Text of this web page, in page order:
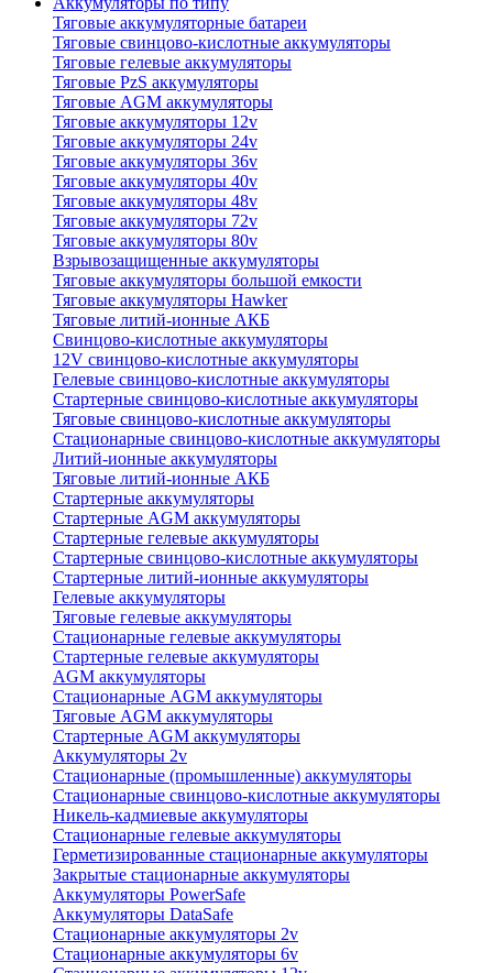
Тяговые аккумуляторные батареи
Тяговые свинцово-кислотные аккумуляторы
Тяговые гелевые аккумуляторы
Тяговые PzS аккумуляторы
Тяговые AGM аккумуляторы
Тяговые аккумуляторы 12v
Тяговые аккумуляторы 24v
Тяговые аккумуляторы 36v
Тяговые аккумуляторы 40v
Тяговые аккумуляторы 48v
Тяговые аккумуляторы 72v
Тяговые аккумуляторы 80v
Взрывозащищенные аккумуляторы
Тяговые аккумуляторы большой емкости
Тяговые аккумуляторы Hawker
Тяговые литий-ионные АКБ
Свинцово-кислотные аккумуляторы
12V свинцово-кислотные аккумуляторы
Гелевые свинцово-кислотные аккумуляторы
Стартерные свинцово-кислотные аккумуляторы
Тяговые свинцово-кислотные аккумуляторы
Стационарные свинцово-кислотные аккумуляторы
Литий-ионные аккумуляторы
Тяговые литий-ионные АКБ
Стартерные аккумуляторы
Стартерные AGM аккумуляторы
Стартерные гелевые аккумуляторы
Стартерные свинцово-кислотные аккумуляторы
Стартерные литий-ионные аккумуляторы
Гелевые аккумуляторы
Тяговые гелевые аккумуляторы
Стационарные гелевые аккумуляторы
Стартерные гелевые аккумуляторы
AGM аккумуляторы
Стационарные AGM аккумуляторы
Тяговые AGM аккумуляторы
Стартерные AGM аккумуляторы
Аккумуляторы 2v
Стационарные (промышленные) аккумуляторы
Стационарные свинцово-кислотные аккумуляторы
Никель-кадмиевые аккумуляторы
Стационарные гелевые аккумуляторы
Герметизированные стационарные аккумуляторы
Закрытые стационарные аккумуляторы
Аккумуляторы PowerSafe
Аккумуляторы DataSafe
Стационарные аккумуляторы 2v
Стационарные аккумуляторы 6v